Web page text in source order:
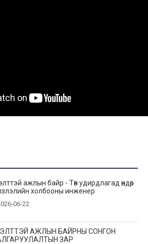
ажлын байр - Төв удирдлагад өндөр
холбооны инженер
06-22
АЖЛЫН БАЙРНЫ СОНГОН
ЗАР